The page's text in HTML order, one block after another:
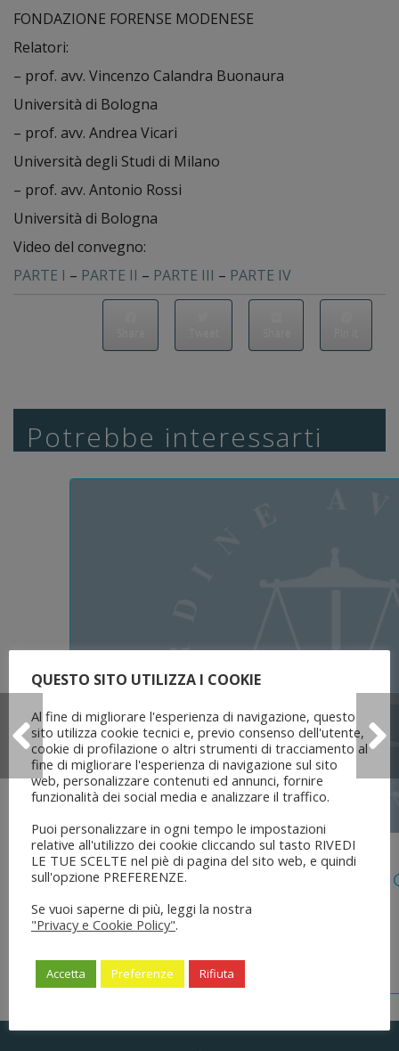
FONDAZIONE FORENSE MODENESE
Relatori:
– prof. avv. Vincenzo Calandra Buonaura
Università di Bologna
– prof. avv. Andrea Vicari
Università degli Studi di Milano
– prof. avv. Antonio Rossi
Università di Bologna
Video del convegno:
PARTE I – PARTE II – PARTE III – PARTE IV
Potrebbe interessarti
5 Agosto 2026
Legge 28 Luglio 2026 N. 137 “delega
Dell’ordinamento Forense”
QUESTO SITO UTILIZZA I COOKIE
Al fine di migliorare l'esperienza di navigazione, questo
sito utilizza cookie tecnici e, previo consenso dell'utente,
cookie di profilazione o altri strumenti di tracciamento al
fine di migliorare l'esperienza di navigazione sul sito
web, personalizzare contenuti ed annunci, fornire
funzionalità dei social media e analizzare il traffico.
Puoi personalizzare in ogni tempo le impostazioni
relative all'utilizzo dei cookie cliccando sul tasto RIVEDI
LE TUE SCELTE nel piè di pagina del sito web, e quindi
sull'opzione PREFERENZE.
Se vuoi saperne di più, leggi la nostra
"Privacy e Cookie Policy".
Accetta Preferenze Rifiuta